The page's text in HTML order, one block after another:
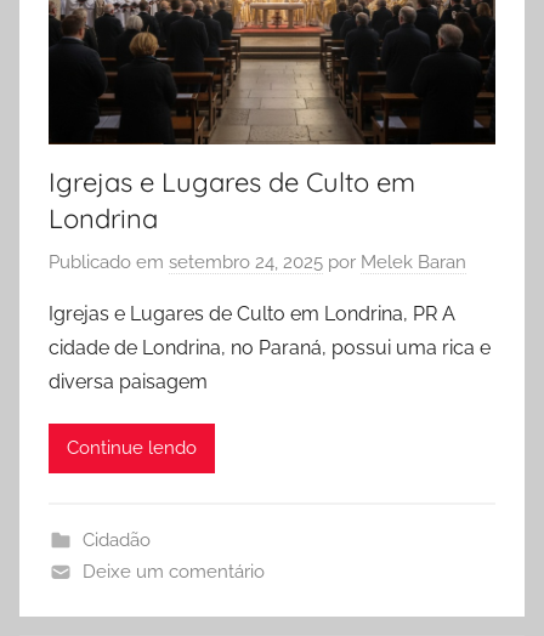
Igrejas e Lugares de Culto em
Londrina
Publicado em setembro 24, 2025 por Melek Baran
Igrejas e Lugares de Culto em Londrina, PR A
cidade de Londrina, no Paraná, possui uma rica e
diversa paisagem
Continue lendo
Cidadão
Deixe um comentário